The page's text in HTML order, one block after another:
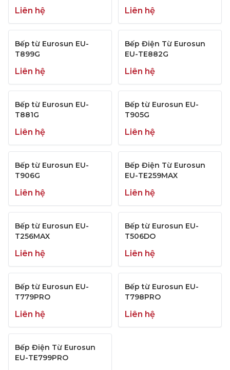
Liên hệ Liên hệ
Bếp từ Eurosun EU-
T899G
Liên hệ
Bếp Điện Từ Eurosun
EU-TE882G
Liên hệ
Bếp từ Eurosun EU-
T881G
Liên hệ
Bếp từ Eurosun EU-
T905G
Liên hệ
Bếp từ Eurosun EU-
T906G
Liên hệ
Bếp Điện Từ Eurosun
EU-TE259MAX
Liên hệ
Bếp từ Eurosun EU-
T256MAX
Liên hệ
Bếp từ Eurosun EU-
T506DO
Liên hệ
Bếp từ Eurosun EU-
T779PRO
Liên hệ
Bếp từ Eurosun EU-
T798PRO
Liên hệ
Bếp Điện Từ Eurosun
EU-TE799PRO